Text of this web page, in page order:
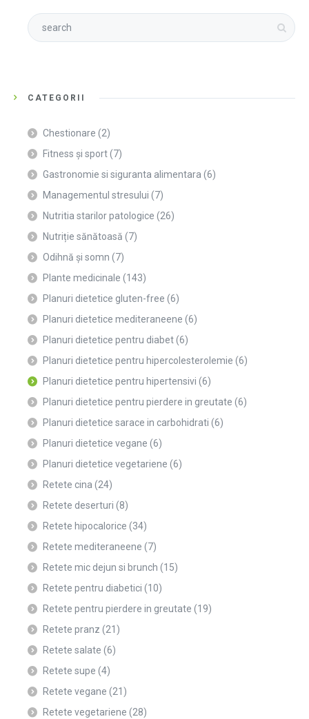
CATEGORII
Chestionare (2)
Fitness și sport(7)
Gastronomie si siguranta alimentara (6)
Managementul stresului (7)
Nutritia starilor patologice (26)
Nutriție sănătoasă (7)
Odihnă și somn (7)
Plante medicinale (143)
Planuri dietetice gluten-free (6)
Planuri dietetice mediteraneene (6)
Planuri dietetice pentru diabet(6)
Planuri dietetice pentru hipercolesterolemie (6)
Planuri dietetice pentru hipertensivi (6)
Planuri dietetice pentru pierdere in greutate (6)
Planuri dietetice sarace in carbohidrati (6)
Planuri dietetice vegane (6)
Planuri dietetice vegetariene (6)
Retete cina (24)
Retete deserturi (8)
Retete hipocalorice (34)
Retete mediteraneene (7)
Retete mic dejun si brunch (15)
Retete pentru diabetici (10)
Retete pentru pierdere in greutate (19)
Retete pranz (21)
Retete salate (6)
Retete supe (4)
Retete vegane (21)
Retete vegetariene (28)